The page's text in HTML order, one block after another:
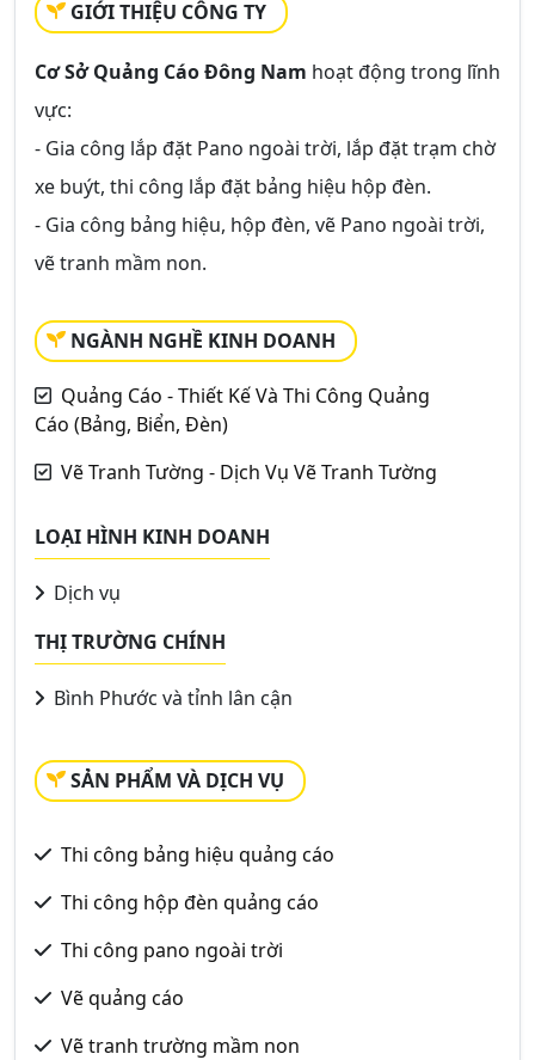
GIỚI THIỆU CÔNG TY
Cơ Sở Quảng Cáo Đông Nam hoạt động trong lĩnh
vực:
- Gia công lắp đặt Pano ngoài trời, lắp đặt trạm chờ
xe buýt, thi công lắp đặt bảng hiệu hộp đèn.
- Gia công bảng hiệu, hộp đèn, vẽ Pano ngoài trời,
vẽ tranh mầm non.
NGÀNH NGHỀ KINH DOANH
Quảng Cáo - Thiết Kế Và Thi Công Quảng
Cáo (Bảng, Biển, Đèn)
Vẽ Tranh Tường - Dịch Vụ Vẽ Tranh Tường
LOẠI HÌNH KINH DOANH
Dịch vụ
THỊ TRƯỜNG CHÍNH
Bình Phước và tỉnh lân cận
SẢN PHẨM VÀ DỊCH VỤ
Thi công bảng hiệu quảng cáo
Thi công hộp đèn quảng cáo
Thi công pano ngoài trời
Vẽ quảng cáo
Vẽ tranh trường mầm non